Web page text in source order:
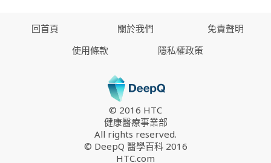
回首頁 關於我們
免責聲明
使用條款
隱私權政策
© 2016 HTC
健康醫療事業部
All rights reserved.
© DeepQ 醫學百科 2016
HTC.com